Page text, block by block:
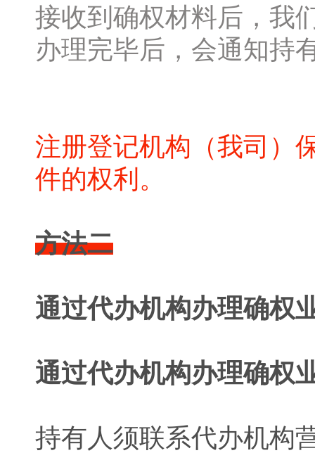
接收到确权材料后，我
办理完毕后，会通知持
注册登记机构（我司）
件的权利。
方法二
通过代办机构办理确权
通过代办机构办理确权
持有人须联系代办机构